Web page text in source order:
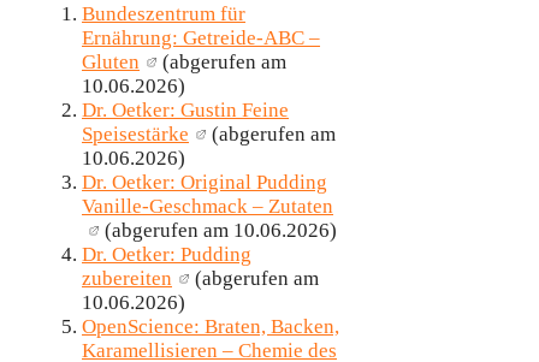
Bundeszentrum für
Ernährung: Getreide-ABC –
Gluten
(abgerufen am
10.06.2026)
Dr. Oetker: Gustin Feine
Speisestärke
(abgerufen am
10.06.2026)
Dr. Oetker: Original Pudding
Vanille-Geschmack – Zutaten
(abgerufen am 10.06.2026)
Dr. Oetker: Pudding
zubereiten
(abgerufen am
10.06.2026)
OpenScience: Braten, Backen,
Karamellisieren – Chemie des